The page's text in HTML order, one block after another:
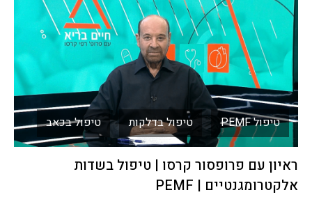
טיפול PEMF טיפול בדלקות טיפול בכאב
ראיון עם פרופסור קרסו | טיפול בשדות
אלקטרומגנטיים | PEMF